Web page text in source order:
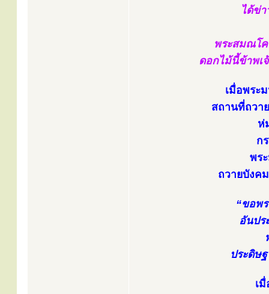
ได้ข่
พระสมณโค
ดอกไม้นี้ข้าพเ
เมื่อพระ
สถานที่ถวา
ห่
ก
พร
ถวายบังค
“ขอพ
อันปร
ประดิษ
เ